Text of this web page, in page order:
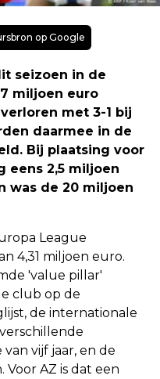
op Google
seizoen in de
miljoen euro
met 3-1 bij
daarmee in de
Bij plaatsing voor
eens 2,5 miljoen
was de 20 miljoen
League
4,31 miljoen euro.
'value pillar'
club op de
de internationale
vijf jaar, en de
AZ is dat een